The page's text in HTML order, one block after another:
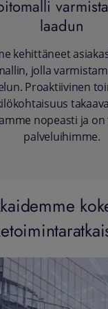
laadun
kehittäneet
jolla
Proaktiivinen
nopeasti ja
palveluihimme.